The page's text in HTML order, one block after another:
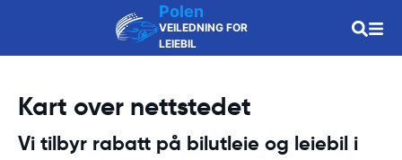
Polen
VEILEDNING FOR
LEIEBIL
Kart over nettstedet
Vi tilbyr rabatt på bilutleie og leiebil i